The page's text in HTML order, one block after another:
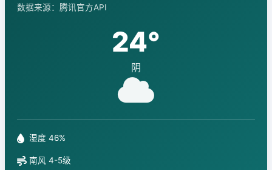
数据来源：腾讯官方API
24°
阴
湿度 46%
南风 4-5级